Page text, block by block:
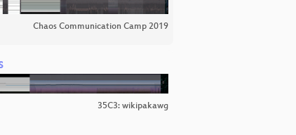
Chaos Communication Camp 2019
35C3: wikipakawg